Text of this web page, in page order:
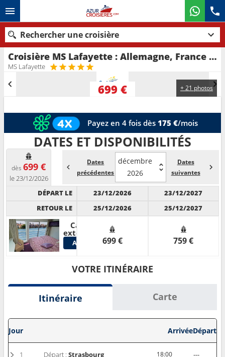
Croisière MS Lafayette : Allemagne, France au départ de Strasbourg
MS Lafayette
+ 21 photos
699 €
Payez en 4 fois dès 175 €/mois
DATES ET DISPONIBILITÉS
dès 699 €
le 23/12/2026
Dates
précédentes
décembre
2026
Dates
suivantes
DÉPART LE
RETOUR LE
Cabine
extérieure
Autres
23/12/2026
25/12/2026
699 €
23/12/2027
25/12/2027
759 €
VOTRE ITINÉRAIRE
Itinéraire Carte
Jour ArrivéeDépart
1 Départ :Strasbourg 18:00 ---
Rechercher une croisière
Nos destinations
Rechercher